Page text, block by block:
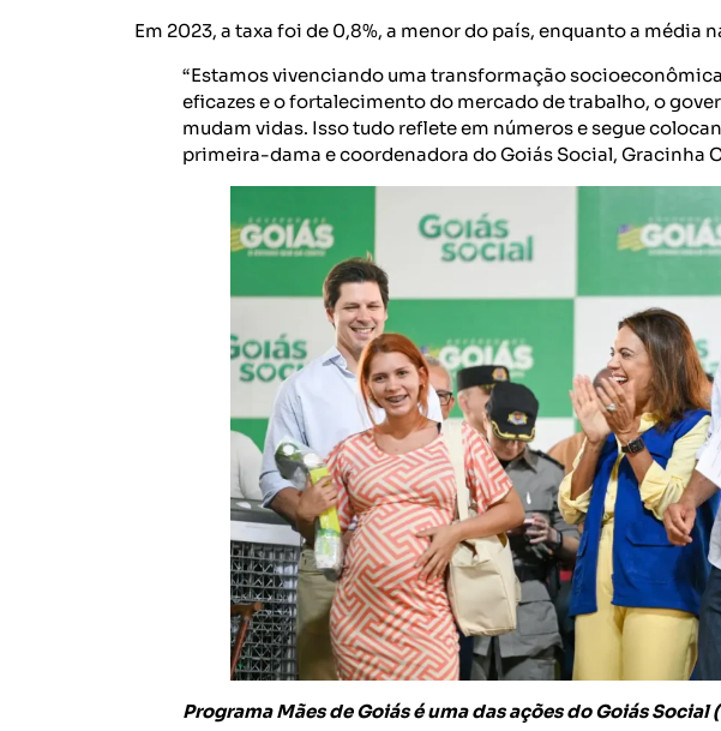
Em 2023, a taxa foi de 0,8%, a menor do país, enquanto a média
“Estamos vivenciando uma transformação
eficazes e o fortalecimento do mercado de trabalho, o
mudam vidas. Isso tudo reflete em números e segue
primeira-dama e coordenadora do Goiás Social, Gracinha
Programa Mães de Goiás é uma das ações do Goiás Social